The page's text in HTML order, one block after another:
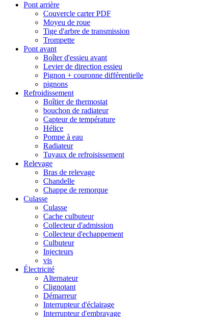
Pont arrière
Couvercle carter PDF
Moyeu de roue
Tige d'arbre de transmission
Trompette
Pont avant
Boîter d'essieu avant
Levier de direction essieu
Pignon + couronne différentielle
pignons
Refroidissement
Boîtier de thermostat
bouchon de radiateur
Capteur de température
Hélice
Pompe à eau
Radiateur
Tuyaux de refroisissement
Relevage
Bras de relevage
Chandelle
Chappe de remorque
Culasse
Culasse
Cache culbuteur
Collecteur d'admission
Collecteur d'echappement
Culbuteur
Injecteurs
vis
Électricité
Alternateur
Clignotant
Démarreur
Interrupteur d'éclairage
Interrupteur d'embrayage